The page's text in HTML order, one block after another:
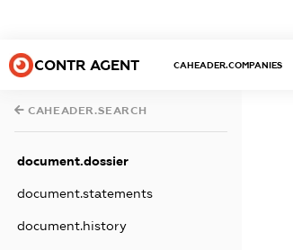
CONTR AGENT CAHEADER.COMPANIES
CAHEADER.SEARCH
document.dossier
document.statements
document.history